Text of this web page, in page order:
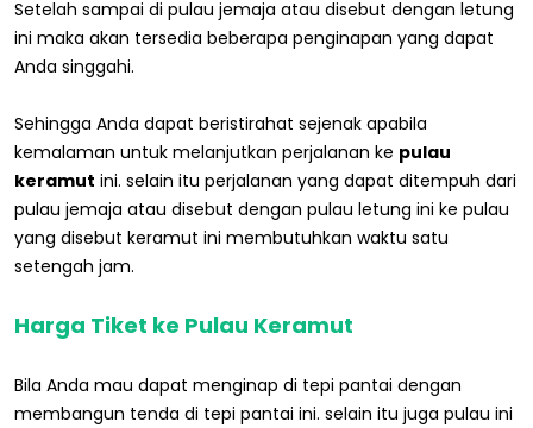
Setelah sampai di pulau jemaja atau disebut dengan letung
ini maka akan tersedia beberapa penginapan yang dapat
Anda singgahi.
Sehingga Anda dapat beristirahat sejenak apabila
kemalaman untuk melanjutkan perjalanan ke pulau
keramut ini. selain itu perjalanan yang dapat ditempuh dari
pulau jemaja atau disebut dengan pulau letung ini ke pulau
yang disebut keramut ini membutuhkan waktu satu
setengah jam.
Harga Tiket ke Pulau Keramut
Bila Anda mau dapat menginap di tepi pantai dengan
membangun tenda di tepi pantai ini. selain itu juga pulau ini